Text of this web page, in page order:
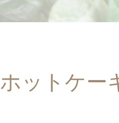
ホットケー